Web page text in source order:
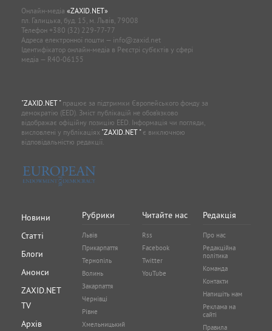
Онлайн-медіа «ZAXID.NET»
пл. Галицька, буд. 15, м. Львів, 79008
Телефон +380 (32) 229-77-77
Адреса електронної пошти — info@zaxid.net
Ідентифікатор онлайн-медіа в Реєстрі суб'єктів у сфері
медіа — R40-06155
"ZAXID.NET "працює за підтримки Європейського фонду за
демократію (EED). Зміст публікацій не обов’язково
відображає офіційну позицію EED. Інформація чи погляди,
висловлені у публікаціях "ZAXID.NET "є виключною
відповідальністю редакції.
Новини
Статті
Блоги
Анонси
ZAXID.NET
TV
Архів
Рубрики
Львів
Прикарпаття
Тернопіль
Волинь
Закарпаття
Чернівці
Рівне
Хмельницький
Читайте нас
Rss
Facebook
Twitter
YouTube
Редакція
Про нас
Редакційна
політика
Команда
Контакти
Напишіть нам
Реклама на
сайті
Правила